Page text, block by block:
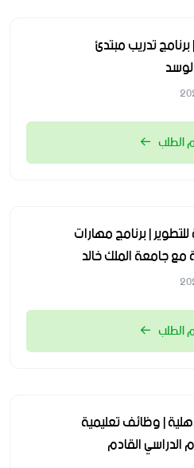
تدريب مبتدئ
الطلب
| برنامج مهارات
مع جامعة الملك خالد
الطلب
| وظائف تعليمية
الدراسي القادم